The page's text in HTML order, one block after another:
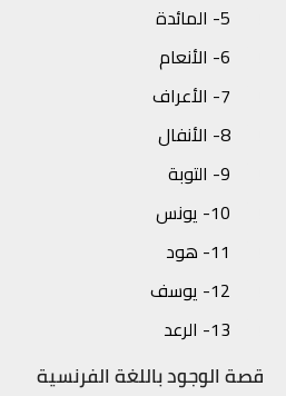
5- المائدة
6- الأنعام
7- الأعراف
8- الأنفال
9- التوبة
10- يونس
11- هود
12- يوسف
13- الرعد
14- إبراهيم
قصة الوجود باللغة الفرنسية